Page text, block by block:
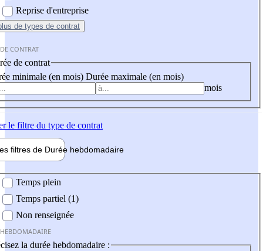
Reprise d'entreprise
de types de contrat
CONTRAT
de contrat
minimale (en mois) Durée maximale (en mois)
mois
le filtre du type de contrat
filtres de Durée hebdomadaire
Temps plein
Temps partiel (1)
Non renseignée
la durée hebdomadaire :